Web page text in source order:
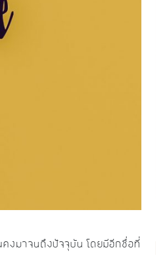
งมาจนถึงปัจจุบัน โดยมีอีกชื่อที่